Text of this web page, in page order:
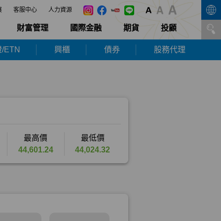
客服中心 人力資源
財富管理 國際金融 期貨 投顧
ETN 興櫃 債券 股務代理